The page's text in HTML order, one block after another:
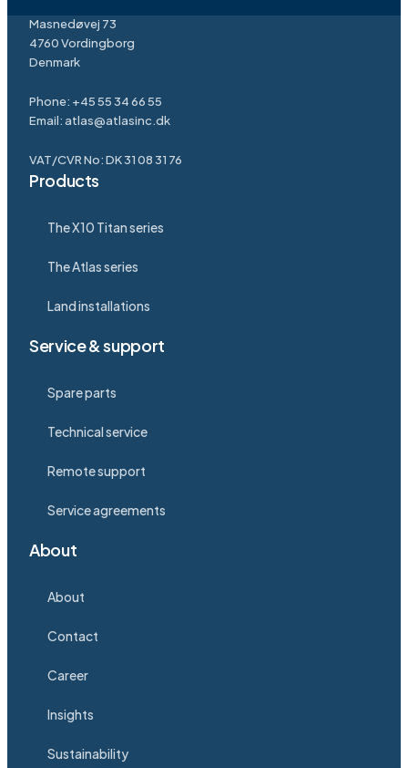
Masnedøvej 73
4760 Vordingborg
Denmark
Phone: +45 55 34 66 55
Email:atlas@atlasinc.dk
VAT/CVR No: DK 31 08 31 76
Products
The X10 Titan series
The Atlas series
Land installations
Service & support
Spare parts
Technical service
Remote support
Service agreements
About
About
Contact
Career
Insights
Sustainability